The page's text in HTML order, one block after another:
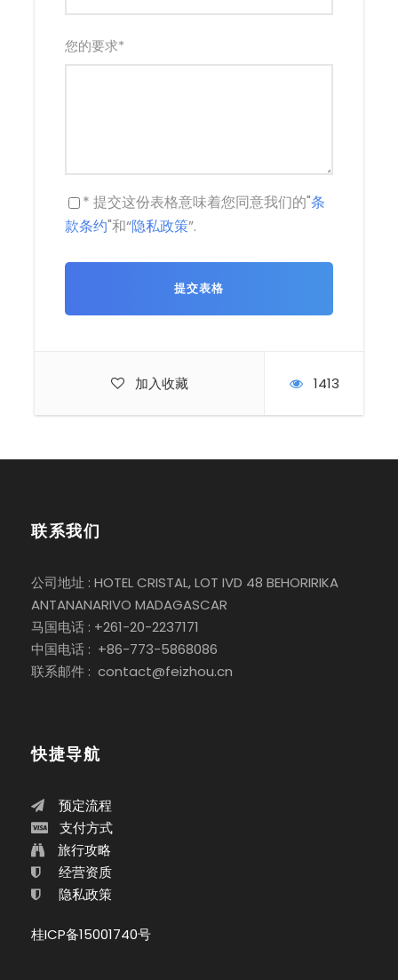
您的要求*
* 提交这份表格意味着您同意我们的"条
款条约"和“隐私政策”.
加入收藏 1413
联系我们
公司地址 : HOTEL CRISTAL, LOT IVD 48 BEHORIRIKA
ANTANANARIVO MADAGASCAR
马国电话 : +261-20-2237171
中国电话 : +86-773-5868086
联系邮件 : contact@feizhou.cn
快捷导航
预定流程
支付方式
旅行攻略
经营资质
隐私政策
桂ICP备15001740号